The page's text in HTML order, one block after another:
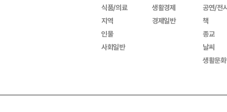
식품/의료
지역
인물
사회일반
생활경제
경제일반
공연/전
책
종교
날씨
생활문